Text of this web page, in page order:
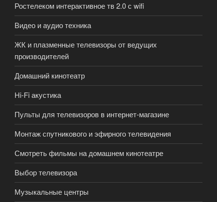
Ростелеком интерактивное тв 2.0 с wifi
Видео и аудио техника
ЖК и плазменные телевизоры от ведущих
производителей
Домашний кинотеатр
Hi-Fi акустика
Пульты для телевизоров в интернет-магазине
Монтаж спутникового и эфирного телевидения
Смотреть фильмы на домашнем кинотеатре
Выбор телевизора
Музыкальные центры